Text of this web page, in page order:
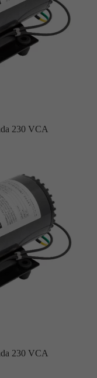
230 VCA
230 VCA